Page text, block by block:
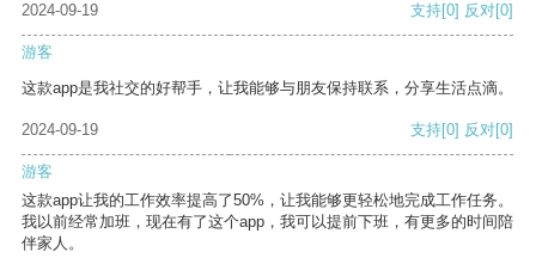
2024-09-19
支持[0] 反对[0]
游客
这款app是我社交的好帮手，让我能够与朋友保持联系，分享生活点滴。
2024-09-19 支持[0] 反对[0]
游客
这款app让我的工作效率提高了50%，让我能够更轻松地完成工作任务。
我以前经常加班，现在有了这个app，我可以提前下班，有更多的时间陪
伴家人。